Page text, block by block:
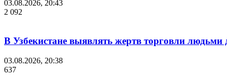
03.08.2026, 20:43
2 092
В Узбекистане выявлять жертв торговли
03.08.2026, 20:38
637